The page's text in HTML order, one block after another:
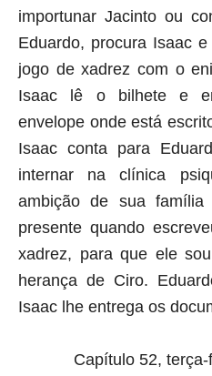
importunar Jacinto ou
Eduardo, procura Isaac
jogo de xadrez com o
Isaac lê o bilhete e
envelope onde está
Isaac conta para
internar na clínica
ambição de sua
presente quando
xadrez, para que ele
herança de Ciro.
Isaac lhe entrega os
Capítulo 52,